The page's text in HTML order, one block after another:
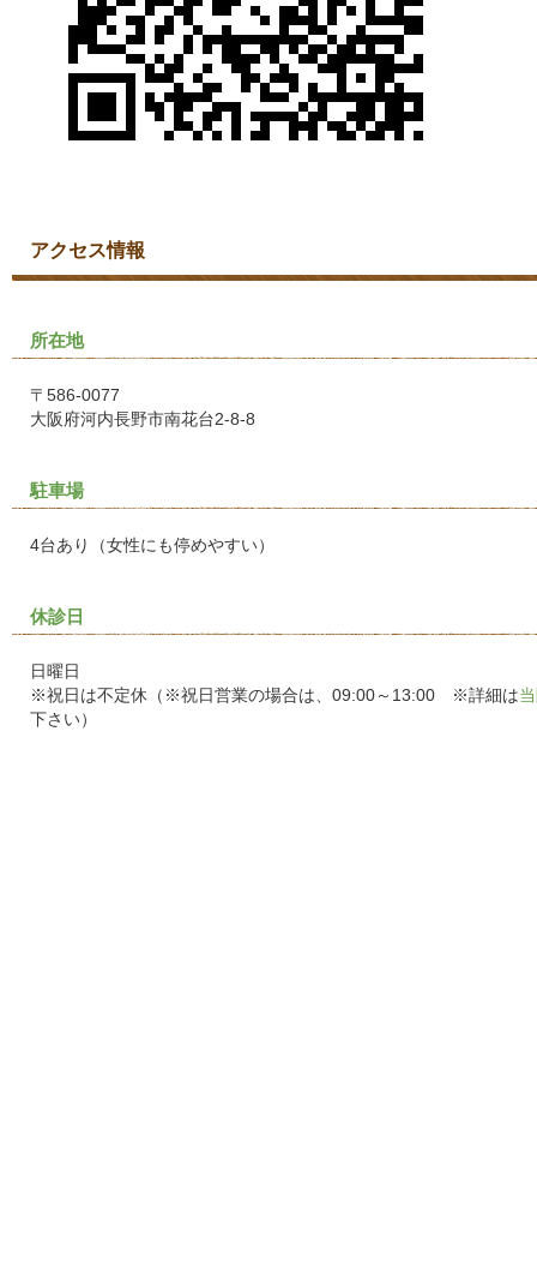
アクセス情報
所在地
〒586-0077
大阪府河内長野市南花台2-8-8
駐車場
4台あり（女性にも停めやすい）
休診日
日曜日
※祝日は不定休（※祝日営業の場合は、09:00～13:00 ※詳細は
下さい）